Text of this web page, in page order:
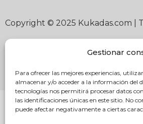
Gestionar
Para ofrecer las mejores experiencias,
almacenar y/o acceder a la información del
tecnologías nos permitirá procesar datos
las identificaciones únicas en este sitio. No
puede afectar negativamente a ciertas
Copyright © 2025 Kukadas.com |